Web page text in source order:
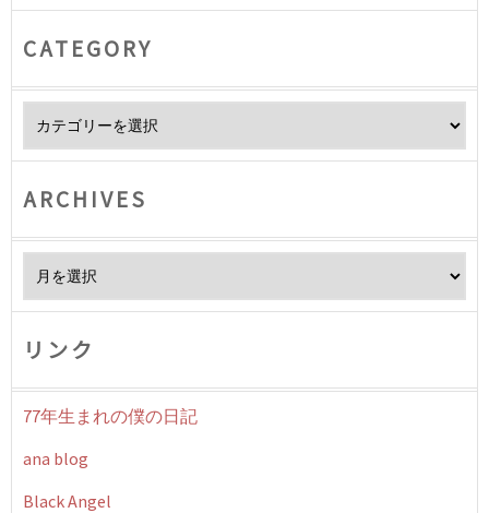
CATEGORY
ARCHIVES
リンク
77年生まれの僕の日記
ana blog
Black Angel